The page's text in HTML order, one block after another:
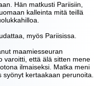
Hän matkusti Pariisiin,
kalleinta mitä teillä
myös Pariisissa.
maamiesseuran
varoitti, että älä sitten mene
ilmaiseksi. Matka meni
kertaakaan perunoita.